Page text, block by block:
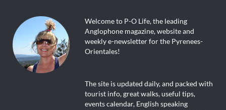
Welcome to P-O Life, the leading
Anglophone magazine, website and
weekly e-newsletter for the Pyrenees-
Orientales!
The site is updated daily, and packed with
tourist info, great walks, useful tips,
events calendar, English speaking